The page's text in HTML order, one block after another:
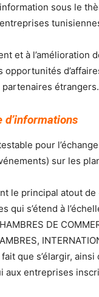
sous le
et à l’amélioration
étrangers.
d’informations
pour
sur les
principal atout de
s’étend à
DE
que s’élargir,
aux entreprises